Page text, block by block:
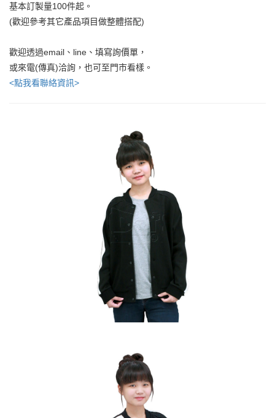
基本訂製量100件起。
(歡迎參考其它產品項目做整體搭配)
歡迎透過email、line、填寫詢價單，
或來電(傳真)洽詢，也可至門市看樣。
<點我看聯絡資訊>